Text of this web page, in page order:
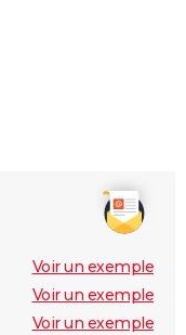
Voir un exemple
Voir un exemple
Voir un exemple